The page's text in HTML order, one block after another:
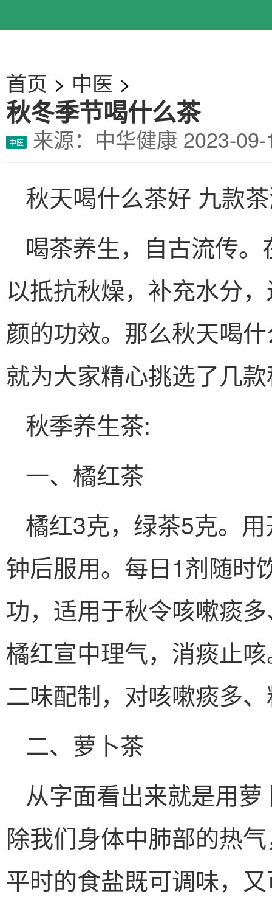
首页 > 中医 >
秋冬季节喝什么茶
中医 来源：中华健康 2023-
秋天喝什么茶好 九款
喝茶养生，自古流传
以抵抗秋燥，补充水分
颜的功效。那么秋天喝
就为大家精心挑选了几
秋季养生茶:
一、橘红茶
橘红3克，绿茶5克。
钟后服用。每日1剂随时
功，适用于秋令咳嗽痰
橘红宣中理气，消痰止
二味配制，对咳嗽痰多
二、萝卜茶
从字面看出来就是用
除我们身体中肺部的热
平时的食盐既可调味，